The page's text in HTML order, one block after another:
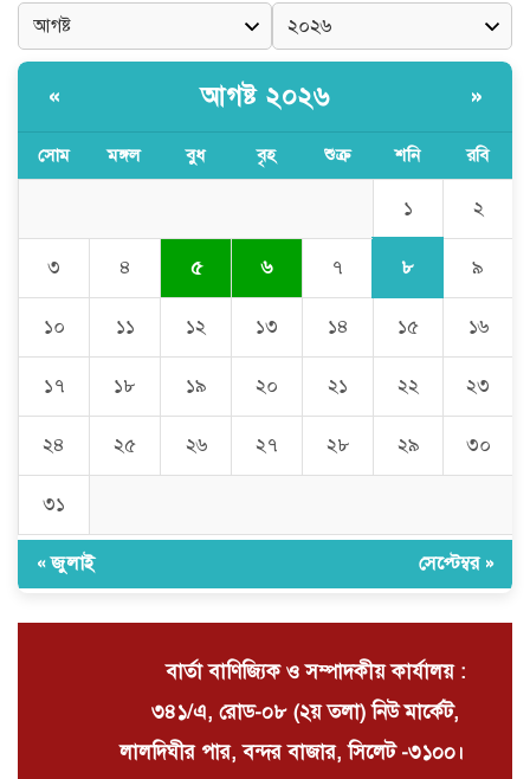
নবনিযুক্ত এসএমপি কমিশনারের সঙ্গে
সাংবাদিকদের মতবিনিময় সভা
অবৈধ বালু উত্তোলনের অভিযোগে ২১টি
অব অনারে বরণ
চুনারুঘাটে সাংবাদিকের ব্যক্তিগত ভিডিও
ধারণের অভিযোগ: ব্ল্যাকমেইল ও চাঁদা
দাবির অভিযোগে তোলপাড়
সম্মেলন চারটি নৌকা দখল ও নগদ টাকা
« আগষ্ট ২০২৬ »
সোম মঙ্গল বুধ বৃহ শুক্র শনি রবি
১ ২
৩ ৪ ৫ ৬ ৭ ৮ ৯
১০ ১১ ১২ ১৩ ১৪ ১৫ ১৬
১৭ ১৮ ১৯ ২০ ২১ ২২ ২৩
২৪ ২৫ ২৬ ২৭ ২৮ ২৯ ৩০
৩১
« জুলাই সেপ্টেম্বর »
বার্তা বাণিজ্যিক ও সম্পাদকীয় কার্যালয় :
৩৪১/এ, রোড-০৮ (২য় তলা) নিউ মার্কেট,
লালদিঘীর পার, বন্দর বাজার, সিলেট -৩১০০।